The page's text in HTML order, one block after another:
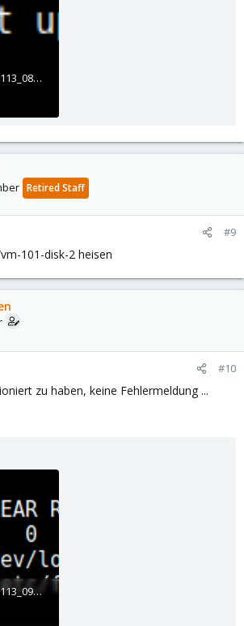
Screenshot_20201113_083437.png
Retired Staff
#9
101-disk-2 heisen
#10
zu haben, keine Fehlermeldung ...
Screenshot_20201113_091030.png